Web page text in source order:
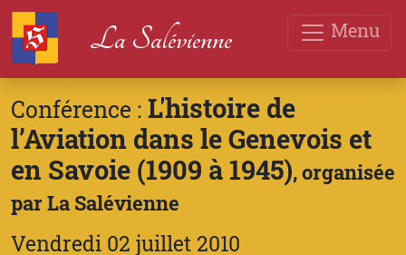
Menu
La Salévienne
Conférence : L'histoire de
l’Aviation dans le Genevois et
en Savoie (1909 à 1945), organisée
par La Salévienne
Vendredi 02 juillet 2010